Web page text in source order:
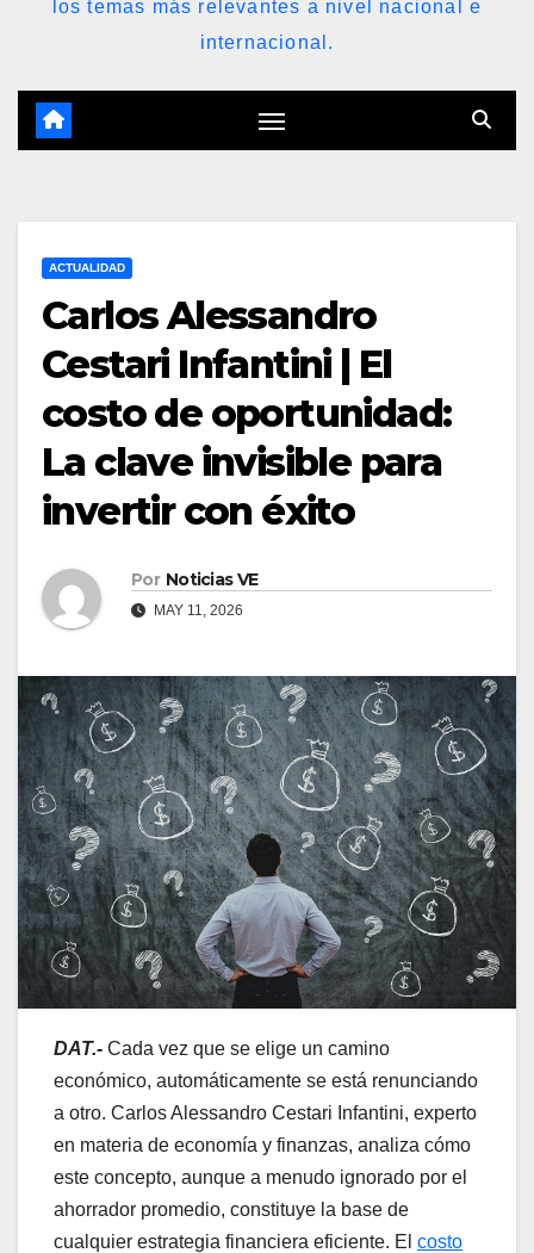
los temas más relevantes a nivel nacional e
internacional.
ACTUALIDAD
Carlos Alessandro
Cestari Infantini | El
costo de oportunidad:
La clave invisible para
invertir con éxito
Por Noticias VE
MAY 11, 2026
DAT.- Cada vez que se elige un camino
económico, automáticamente se está renunciando
a otro. Carlos Alessandro Cestari Infantini, experto
en materia de economía y finanzas, analiza cómo
este concepto, aunque a menudo ignorado por el
ahorrador promedio, constituye la base de
cualquier estrategia financiera eficiente. El costo